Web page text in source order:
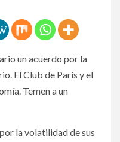
un acuerdo por la
El Club de París y el
Temen a un
la volatilidad de sus